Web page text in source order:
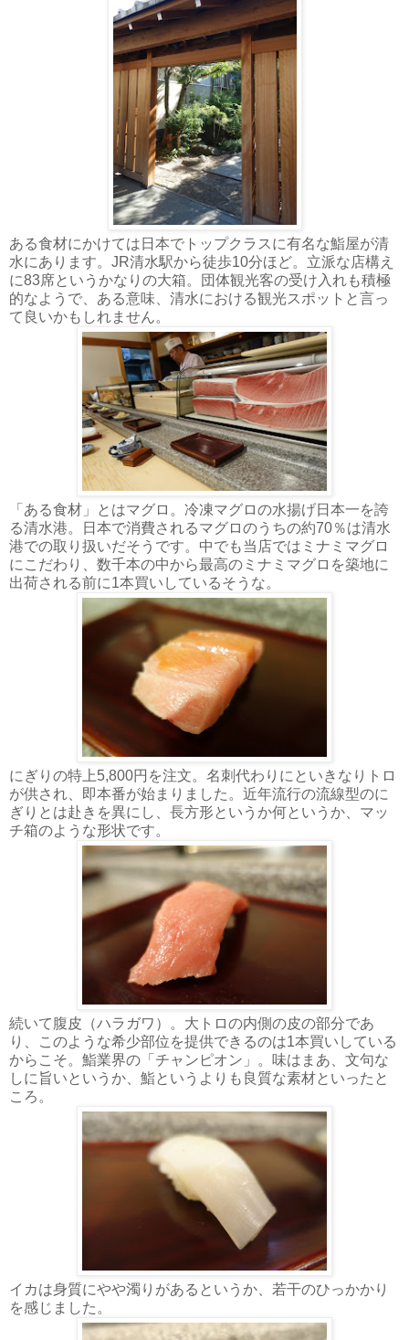
ある食材にかけては日本でトップクラスに有名な鮨屋が清
水にあります。JR清水駅から徒歩10分ほど。立派な店構え
に83席というかなりの大箱。団体観光客の受け入れも積極
的なようで、ある意味、清水における観光スポットと言っ
て良いかもしれません。
「ある食材」とはマグロ。冷凍マグロの水揚げ日本一を誇
る清水港。日本で消費されるマグロのうちの約70％は清水
港での取り扱いだそうです。中でも当店ではミナミマグロ
にこだわり、数千本の中から最高のミナミマグロを築地に
出荷される前に1本買いしているそうな。
にぎりの特上5,800円を注文。名刺代わりにといきなりトロ
が供され、即本番が始まりました。近年流行の流線型のに
ぎりとは赴きを異にし、長方形というか何というか、マッ
チ箱のような形状です。
続いて腹皮（ハラガワ）。大トロの内側の皮の部分であ
り、このような希少部位を提供できるのは1本買いしている
からこそ。鮨業界の「チャンピオン」。味はまあ、文句な
しに旨いというか、鮨というよりも良質な素材といったと
ころ。
イカは身質にやや濁りがあるというか、若干のひっかかり
を感じました。